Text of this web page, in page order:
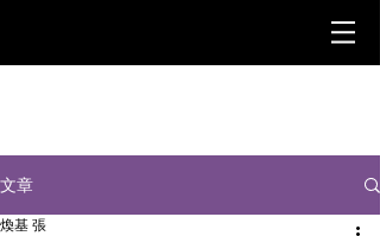
文章
煥基 張